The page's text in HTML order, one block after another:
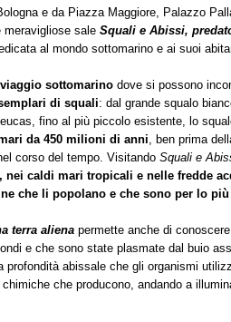
e da Piazza Maggiore, Palazzo
sale Squali e Abissi,
al mondo sottomarino e ai suoi
sottomarino dove si possono
di squali: dal grande squalo
fino al più piccolo esistente, lo
da 450 milioni di anni, ben prima
corso del tempo. Visitando Squali e
caldi mari tropicali e nelle fredde
che li popolano e che sono per lo
terra aliena permette anche di
e che sono state plasmate dal buio
profondità abissale che gli organismi
che producono, andando a